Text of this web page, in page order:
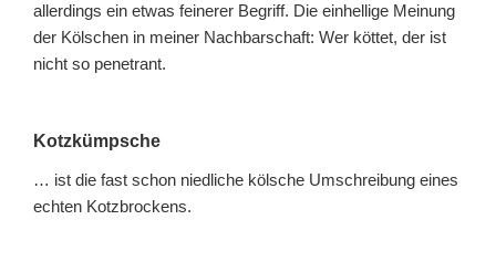
allerdings ein etwas feinerer Begriff. Die einhellige Meinung
der Kölschen in meiner Nachbarschaft: Wer köttet, der ist
nicht so penetrant.
Kotzkümpsche
… ist die fast schon niedliche kölsche Umschreibung eines
echten Kotzbrockens.